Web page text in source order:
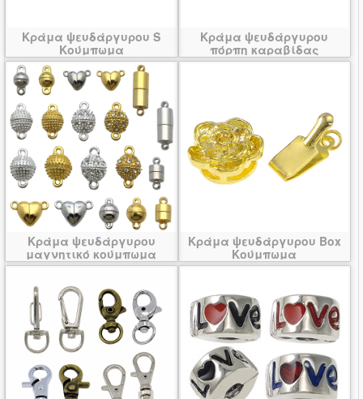
Κράμα ψευδάργυρου S
Κούμπωμα
Κράμα ψευδάργυρου
πόρπη καραβίδας
Κράμα ψευδάργυρου
μαγνητικό κούμπωμα
Κράμα ψευδάργυρου Box
Κούμπωμα